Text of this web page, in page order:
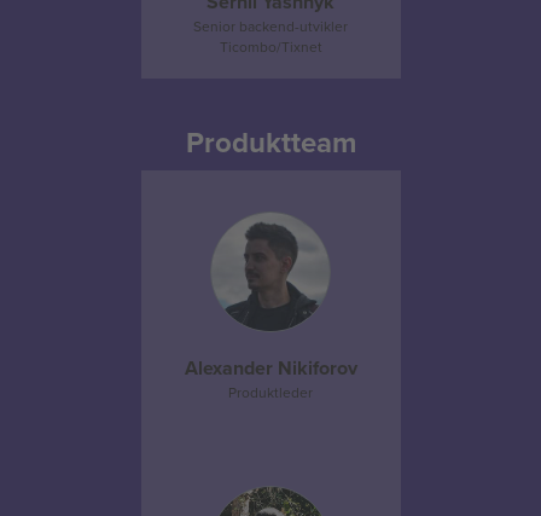
Senior backend-utvikler
Ticombo/Tixnet
Produktteam
Alexander Nikiforov
Produktleder